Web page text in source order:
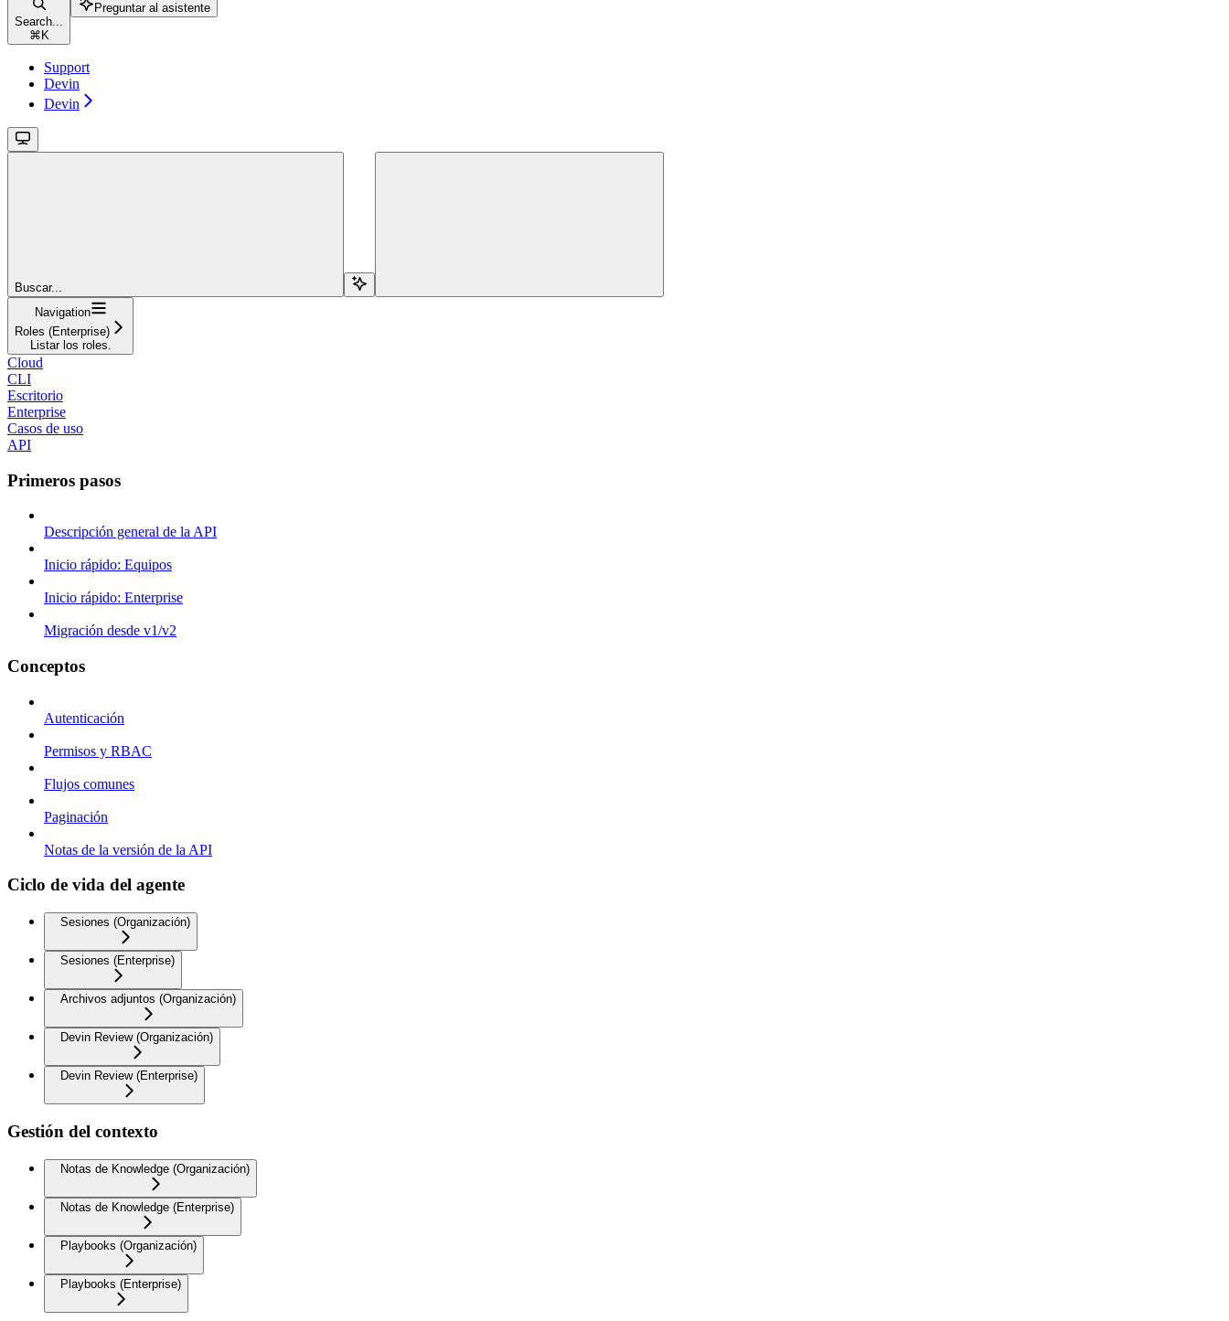
Search...
⌘ K
Preguntar al asistente
Support
Devin
Devin
Buscar...
Navigation
Roles (Enterprise)
Listar los roles.
Cloud
CLI
Escritorio
Enterprise
Casos de uso
API
Primeros pasos
Descripción general de la API
Inicio rápido: Equipos
Inicio rápido: Enterprise
Migración desde v1/v2
Conceptos
Autenticación
Permisos y RBAC
Flujos comunes
Paginación
Notas de la versión de la API
Ciclo de vida del agente
Sesiones (Organización)
Sesiones (Enterprise)
Archivos adjuntos (Organización)
Devin Review (Organización)
Devin Review (Enterprise)
Gestión del contexto
Notas de Knowledge (Organización)
Notas de Knowledge (Enterprise)
Playbooks (Organización)
Playbooks (Enterprise)